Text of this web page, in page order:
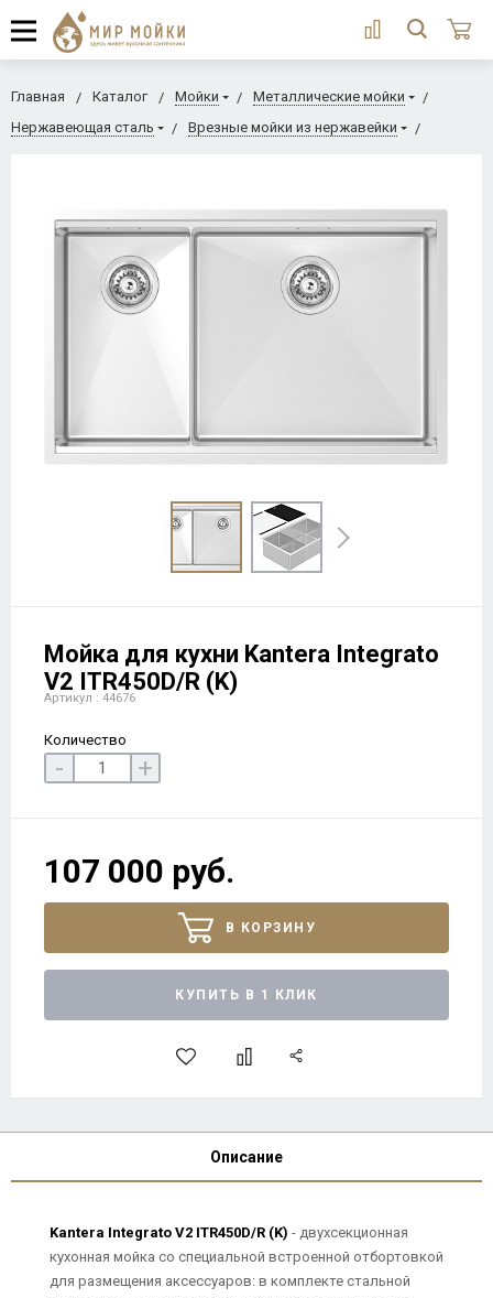
Главная Каталог Мойки
Металлические мойки
Нержавеющая сталь
Врезные мойки из нержавейки
Мойка для кухни Kantera Integrato
V2 ITR450D/R (K)
Артикул : 44676
Количество
- +
107 000 руб.
В КОРЗИНУ
КУПИТЬ В 1 КЛИК
Описание
Kantera Integrato V2 ITR450D/R (K) - двухсекционная
кухонная мойка со специальной встроенной отбортовкой
для размещения аксессуаров: в комплекте стальной